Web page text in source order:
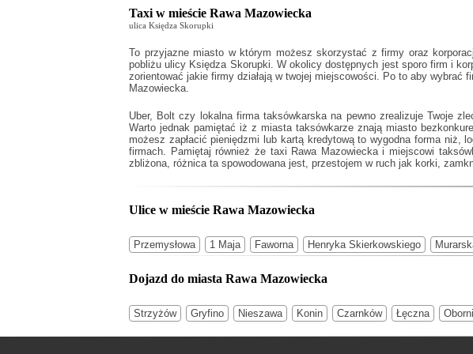
Taxi w mieście Rawa Mazowiecka
ulica Księdza Skorupki
To przyjazne miasto w którym możesz skorzystać z firmy oraz
pobliżu ulicy Księdza Skorupki. W okolicy dostępnych jest sporo firm i
zorientować jakie firmy działają w twojej miejscowości. Po to aby
Mazowiecka.
Uber, Bolt czy lokalna firma taksówkarska na pewno zrealizuje Twoje
Warto jednak pamiętać iż z miasta taksówkarze znają miasto
możesz zapłacić pieniędzmi lub kartą kredytową to wygodna forma
firmach. Pamiętaj również że taxi Rawa Mazowieckai miejscowi
zbliżona, różnica ta spowodowana jest, przestojem w ruch jak korki,
Ulice w mieście Rawa Mazowiecka
Przemysłowa 1 Maja Faworna Henryka Skierkowskiego
Dojazd do miasta Rawa Mazowiecka
Strzyżów Gryfino Nieszawa Konin Czarnków Łęczna